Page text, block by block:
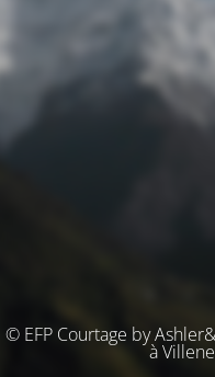
© EFP Courtage by
à